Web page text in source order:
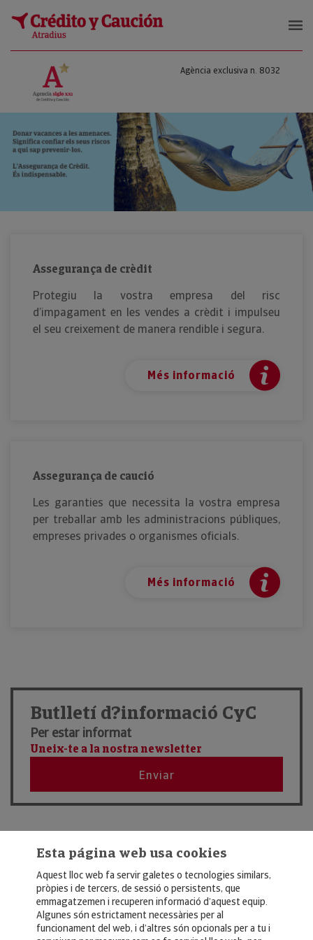
Agència exclusiva n. 8032
Assegurança de crèdit
Protegiu la vostra empresa del risc
d’impagament en les vendes a crèdit i impulseu
el seu creixement de manera rendible i segura.
Més informació
Assegurança de caució
Les garanties que necessita la vostra empresa
per treballar amb les administracions públiques,
empreses privades o organismes oficials.
Més informació
Butlletí d?informació CyC
Per estar informat
Uneix-te a la nostra newsletter
Enviar
Esta página web usa cookies
Aquest lloc web fa servir galetes o tecnologies similars,
pròpies i de tercers, de sessió o persistents, que
emmagatzemen i recuperen informació d’aquest equip.
Algunes són estrictament necessàries per al
funcionament del web, i d’altres són opcionals per a tu i